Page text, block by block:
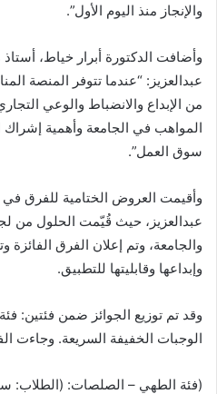
والإنجاز منذ اليوم الأول”.
وأضافت الدكتورة أبرار خياط،
عبدالعزيز: “عندما تتوفر المنصة
من الإبداع والانضباط والوعي
المواهب في الجامعة وأهمية
سوق العمل”.
عبدالعزيز، حيث قُيّمت الحلول من
والجامعة، وتم إعلان الفرق الفائزة
وإبداعها وقابليتها للتطبيق.
وقد تم توزيع الجوائز ضمن فئتين:
الوجبات الخفيفة السريعة. وجاءت
(فئة الطهي – الصلصات: (الطلاب: